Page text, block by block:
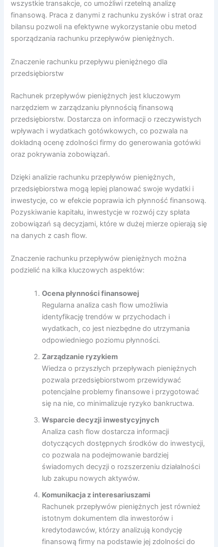
wszystkie transakcje, co umożliwi rzetelną analizę
finansową. Praca z danymi z rachunku zysków i strat oraz
bilansu pozwoli na efektywne wykorzystanie obu metod
sporządzania rachunku przepływów pieniężnych.
Znaczenie rachunku przepływu pieniężnego dla
przedsiębiorstw
Rachunek przepływów pieniężnych jest kluczowym
narzędziem w zarządzaniu płynnością finansową
przedsiębiorstw. Dostarcza on informacji o rzeczywistych
wpływach i wydatkach gotówkowych, co pozwala na
dokładną ocenę zdolności firmy do generowania gotówki
oraz pokrywania zobowiązań.
Dzięki analizie rachunku przepływów pieniężnych,
przedsiębiorstwa mogą lepiej planować swoje wydatki i
inwestycje, co w efekcie poprawia ich płynność finansową.
Pozyskiwanie kapitału, inwestycje w rozwój czy spłata
zobowiązań są decyzjami, które w dużej mierze opierają się
na danych z cash flow.
Znaczenie rachunku przepływów pieniężnych można
podzielić na kilka kluczowych aspektów:
Ocena płynności finansowej
Regularna analiza cash flow umożliwia
identyfikację trendów w przychodach i
wydatkach, co jest niezbędne do utrzymania
odpowiedniego poziomu płynności.
Zarządzanie ryzykiem
Wiedza o przyszłych przepływach pieniężnych
pozwala przedsiębiorstwom przewidywać
potencjalne problemy finansowe i przygotować
się na nie, co minimalizuje ryzyko bankructwa.
Wsparcie decyzji inwestycyjnych
Analiza cash flow dostarcza informacji
dotyczących dostępnych środków do inwestycji,
co pozwala na podejmowanie bardziej
świadomych decyzji o rozszerzeniu działalności
lub zakupu nowych aktywów.
Komunikacja z interesariuszami
Rachunek przepływów pieniężnych jest również
istotnym dokumentem dla inwestorów i
kredytodawców, którzy analizują kondycję
finansową firmy na podstawie jej zdolności do